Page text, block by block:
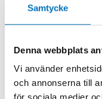
Samtycke
Denna webbplats
Vi använder
och annonserna till
för sociala medier
industrial
Features
Output
Integrated